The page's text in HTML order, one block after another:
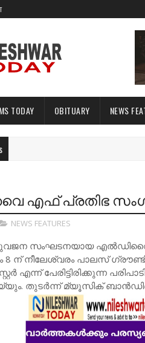
TODAY OBITUARY NEWS
എഫ് പ്രതിഭ
NEWS FEATURES
സംഘടനയായ
8 ന് നീലേശ്വരം പാലസ്
എന്ന് പേരിട്ടിരിക്കുന്ന
തുടർന്ന് മ്യൂസിക്